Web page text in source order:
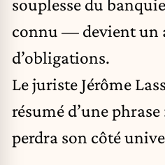
souplesse du
connu — devient un
d’obligations.
Le juriste Jérôme
résumé d’une
perdra son côté